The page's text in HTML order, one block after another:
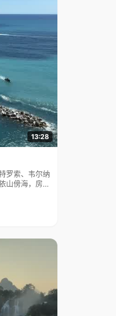
13:28
罗索、韦尔纳
山傍海，房屋